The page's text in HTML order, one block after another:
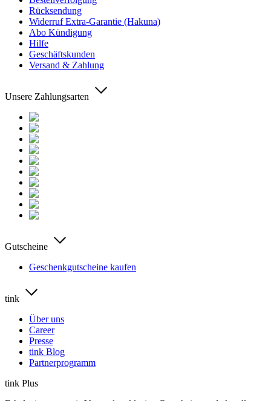
Rücksendung
Widerruf Extra-Garantie (Hakuna)
Abo Kündigung
Hilfe
Geschäftskunden
Versand & Zahlung
Unsere Zahlungsarten
Gutscheine
Geschenkgutscheine kaufen
tink
Über uns
Career
Presse
tink Blog
Partnerprogramm
tink Plus